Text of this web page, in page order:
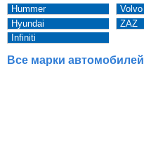
Hummer
Hyundai
Infiniti
Volvo
ZAZ
Все марки автомобилей